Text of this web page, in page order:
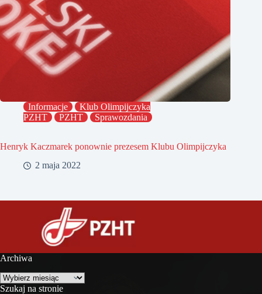
Informacje
Klub Olimpijczyka
PZHT
PZHT Sprawozdania
Henryk Kaczmarek ponownie prezesem Klubu Olimpijczyka
2 maja 2022
Archiwa
Archiwa
Szukaj na stronie